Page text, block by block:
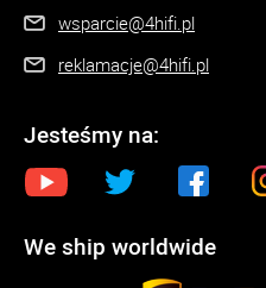
wsparcie@4hifi.pl
reklamacje@4hifi.pl
Jesteśmy na:
We ship worldwide